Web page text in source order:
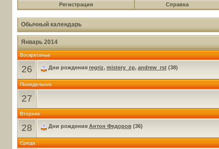
Регистрация Справка
Обычный календарь
Январь 2014
Воскресенье
26 Дни рождения regriz, mistery_zp, andrew_rst(38)
Понедельник
27
Вторник
28 Дни рождения Антон Федоров(36)
Среда